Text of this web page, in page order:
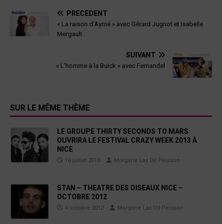
PRÉCÉDENT
« La raison d’Aymé » avec Gérard Jugnot et Isabelle
Mergault
SUIVANT
« L’homme à la Buick » avec Fernandel
SUR LE MÊME THÈME
LE GROUPE THIRTY SECONDS TO MARS
OUVRIRA LE FESTIVAL CRAZY WEEK 2013 À
NICE
16 juillet 2013 Morgane Las Dit Peisson
STAN – THEATRE DES OISEAUX NICE –
OCTOBRE 2012
4 octobre 2012 Morgane Las Dit Peisson